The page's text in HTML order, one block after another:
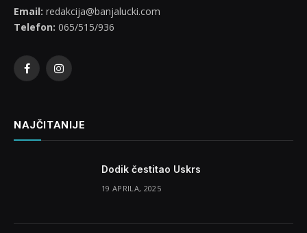
Email: redakcija@banjalucki.com
Telefon: 065/515/936
FacebookInstagram
NAJČITANIJE
Dodik čestitao Uskrs
19 APRILA, 2025